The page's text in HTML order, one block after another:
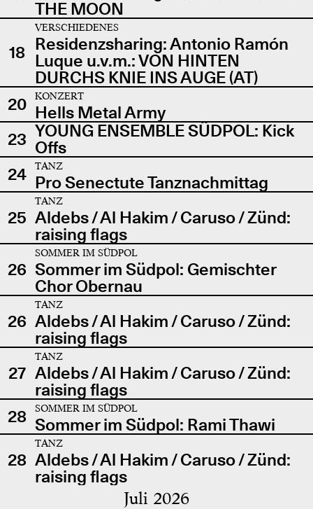
THE MOON
18
VERSCHIEDENES
Residenzsharing: Antonio Ramón
Luque u.v.m.: VON HINTEN
DURCHS KNIE INS AUGE (AT)
20
KONZERT
Hells Metal Army
23 YOUNG ENSEMBLE SÜDPOL: Kick
Offs
24
TANZ
Pro Senectute Tanznachmittag
25
TANZ
Aldebs / Al Hakim / Caruso / Zünd:
raising flags
26
SOMMER IM SÜDPOL
Sommer im Südpol: Gemischter
Chor Obernau
26
TANZ
Aldebs / Al Hakim / Caruso / Zünd:
raising flags
27
TANZ
Aldebs / Al Hakim / Caruso / Zünd:
raising flags
28
SOMMER IM SÜDPOL
Sommer im Südpol: Rami Thawi
28
TANZ
Aldebs / Al Hakim / Caruso / Zünd:
raising flags
Juli 2026